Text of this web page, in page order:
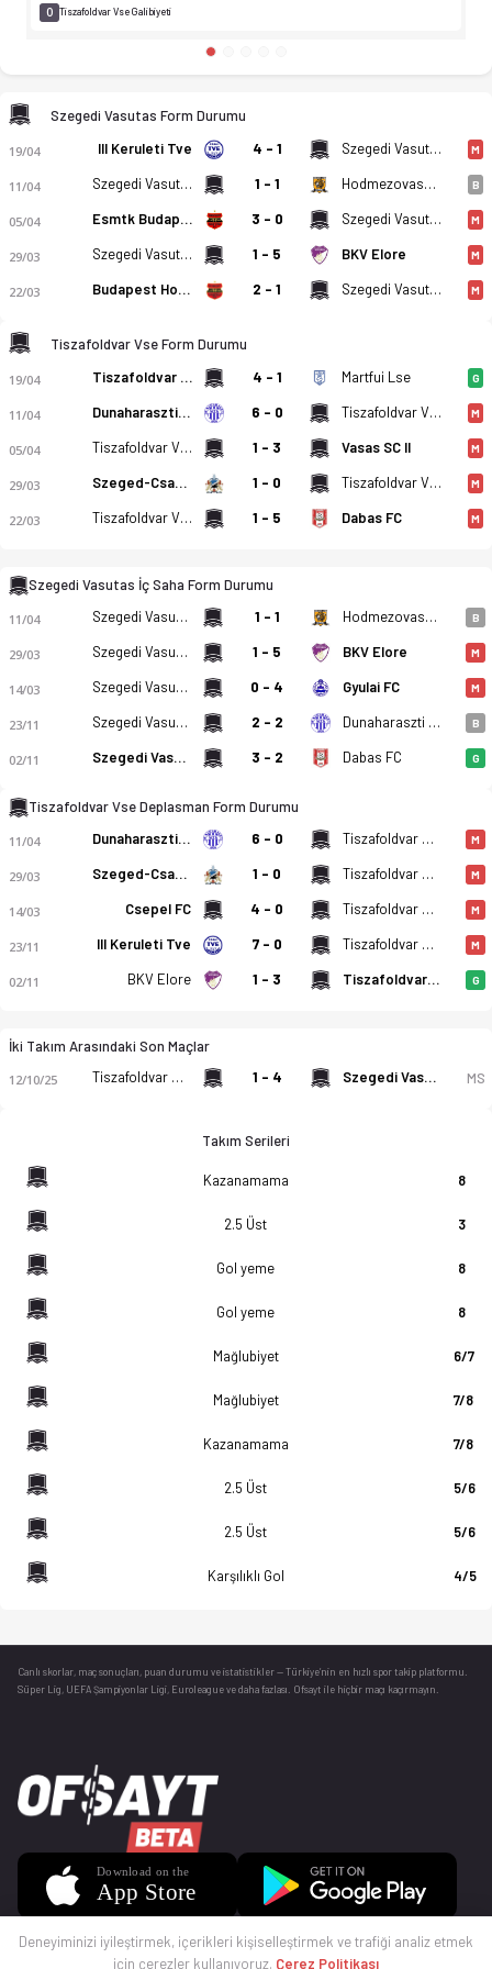
Szegedi Vasutas SE - Tiszafoldvar Vse 2-1 bitti. Gol
0 Tiszafoldvar Vse Galibiyeti
Szegedi Vasutas Form Durumu
19/04 III Keruleti Tve 4 - 1 Szegedi Vasutas M
11/04 Szegedi Vasutas 1 - 1 Hodmezovasarhelyi FC B
05/04 Esmtk Budapest 3 - 0 Szegedi Vasutas M
29/03 Szegedi Vasutas 1 - 5 BKV Elore M
22/03 Budapest Honved MFA 2 - 1 Szegedi Vasutas M
Tiszafoldvar Vse Form Durumu
19/04 Tiszafoldvar Vse 4 - 1 Martfui Lse G
11/04 Dunaharaszti MTK 6 - 0 Tiszafoldvar Vse M
05/04 Tiszafoldvar Vse 1 - 3 Vasas SC II M
29/03 Szeged-Csanad Grosics Akademia II 1 - 0 Tiszafoldvar Vse M
22/03 Tiszafoldvar Vse 1 - 5 Dabas FC M
Szegedi Vasutas İç Saha Form Durumu
11/04 Szegedi Vasutas 1 - 1 Hodmezovasarhelyi FC B
29/03 Szegedi Vasutas 1 - 5 BKV Elore M
14/03 Szegedi Vasutas 0 - 4 Gyulai FC M
23/11 Szegedi Vasutas 2 - 2 Dunaharaszti MTK B
02/11 Szegedi Vasutas 3 - 2 Dabas FC G
Tiszafoldvar Vse Deplasman Form Durumu
11/04 Dunaharaszti MTK 6 - 0 Tiszafoldvar Vse M
29/03 Szeged-Csanad Grosics Akademia II 1 - 0 Tiszafoldvar Vse M
14/03 Csepel FC 4 - 0 Tiszafoldvar Vse M
23/11 III Keruleti Tve 7 - 0 Tiszafoldvar Vse M
02/11 BKV Elore 1 - 3 Tiszafoldvar Vse G
İki Takım Arasındaki Son Maçlar
12/10/25 Tiszafoldvar Vse 1 - 4 Szegedi Vasutas MS
Takım Serileri
Kazanamama 8
2.5 Üst 3
Gol yeme 8
Gol yeme 8
Mağlubiyet 6/7
Mağlubiyet 7/8
Kazanamama 7/8
2.5 Üst 5/6
2.5 Üst 5/6
Karşılıklı Gol 4/5
Canlı skorlar , maç sonuçları, puan durumu ve istatistikler — Türkiye’nin en hızlı spor takip platformu.
Süper Lig, UEFA Şampiyonlar Ligi, Euroleague ve daha fazlası. Ofsayt ile hiçbir maçı kaçırmayın.
Deneyiminizi iyileştirmek, içerikleri kişiselleştirmek ve trafiği analiz etmek
için çerezler kullanıyoruz. Çerez Politikası